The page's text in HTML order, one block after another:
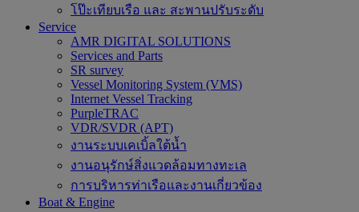
โป๊ะเทียบเรือ และ สะพานปรับระดับ
Service
AMR DIGITAL SOLUTIONS
Services and Parts
SR survey
Vessel Monitoring System (VMS)
Internet Vessel Tracking
PurpleTRAC
VDR/SVDR (APT)
งานระบบเคเบิ้ลใต้น้ำ
งานอนุรักษ์สิ่งแวดล้อมทางทะเล
การบริหารท่าเรือและงานเกี่ยวข้อง
Boat & Engine